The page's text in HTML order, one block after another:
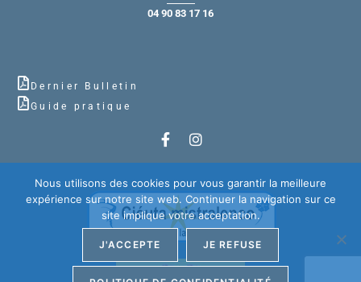
04 90 83 17 16
Dernier Bulletin
Guide pratique
Nous utilisons des cookies pour vous garantir la meilleure
expérience sur notre site web. Continuer la navigation sur ce
site implique votre acceptation.
J'ACCEPTE JE REFUSE